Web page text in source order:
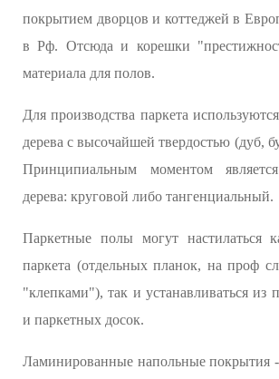
покрытием дворцов и коттеджей в
в Рф. Отсюда и корешки
материала для полов.
Для производства паркета
дерева с высочайшей твердостью (дуб,
Принципиальным моментом
дерева: круговой либо тангенциальный.
Паркетные полы могут настилаться
паркета (отдельных планок, на проф
"клепками"), так и устанавливаться из
и паркетных досок.
Ламинированные напольные покрытия -